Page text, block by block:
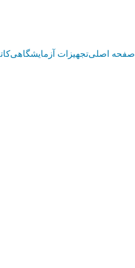
صفحه اصلیتجهیزات آزمایشگاهی